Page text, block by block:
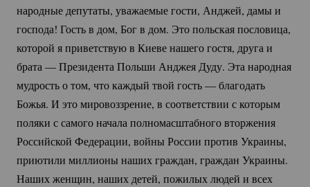
народные депутаты, уважаемые гости, Анджей, дамы и
господа! Гость в дом, Бог в дом. Это польская пословица,
которой я приветствую в Киеве нашего гостя, друга и
брата — Президента Польши Анджея Дуду. Эта народная
мудрость о том, что каждый твой гость — благодать
Божья. И это мировоззрение, в соответствии с которым
поляки с самого начала полномасштабного вторжения
Российской Федерации, войны России против Украины,
приютили миллионы наших граждан, граждан Украины.
Наших женщин, наших детей, пожилых людей и всех